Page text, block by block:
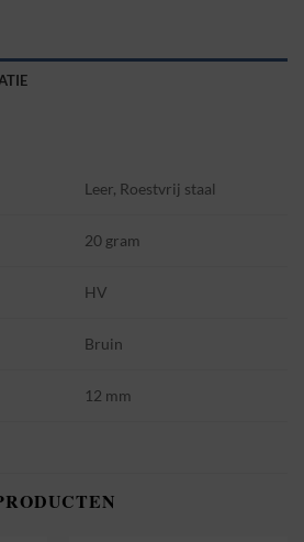
Leer, Roestvrij staal
20 gram
HV
Bruin
12 mm